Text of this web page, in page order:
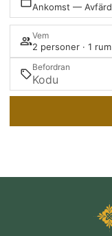
Ankomst — Avfärd
Vem
2 personer · 1 rum
Befordran